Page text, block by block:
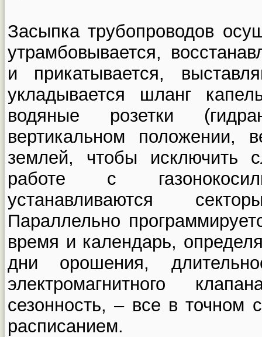
Засыпка трубопроводов
утрамбовывается,
и прикатывается,
укладывается шланг
водяные розетки
вертикальном положении,
землей, чтобы исключить
работе с
устанавливаются
Параллельно
время и календарь,
дни орошения,
электромагнитного
сезонность, – все в точном
расписанием.